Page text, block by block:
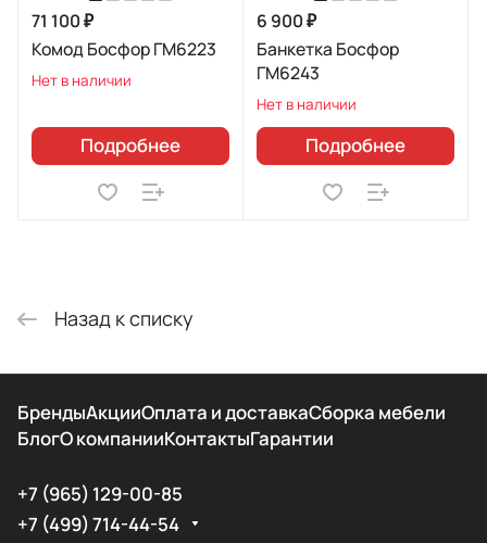
71 100 ₽
Комод Босфор ГМ6223
Нет в наличии
Подробнее
6 900 ₽
Банкетка Босфор
ГМ6243
Нет в наличии
Подробнее
Назад к списку
БрендыАкцииОплата и доставкаСборка мебели
БлогО компанииКонтактыГарантии
+7 (965) 129-00-85
+7 (499) 714-44-54